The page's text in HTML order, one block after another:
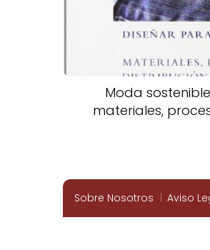
Moda
materiales,
Sobre Nosotros Aviso